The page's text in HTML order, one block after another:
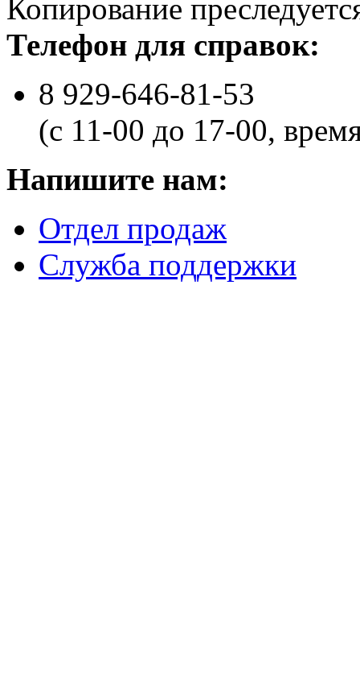
Копирование
Телефон для справок:
8 929-646-81-53
(с 11-00 до 17-00,
Напишите нам:
Отдел продаж
Служба поддержки